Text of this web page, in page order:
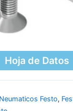
Hoja de Datos
Festo,